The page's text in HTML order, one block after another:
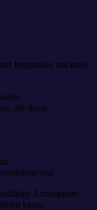
Inspiration mit mehr
die deine
und
Atmosphäre
kann.